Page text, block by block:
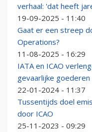
verhaal: 'dat heeft
19-09-2025 - 11:40
Gaat er een streep
Operations?
11-08-2025 - 16:29
IATA en ICAO
gevaarlijke goederen
22-01-2024 - 11:37
Tussentijds doel
door ICAO
25-11-2023 - 09:29